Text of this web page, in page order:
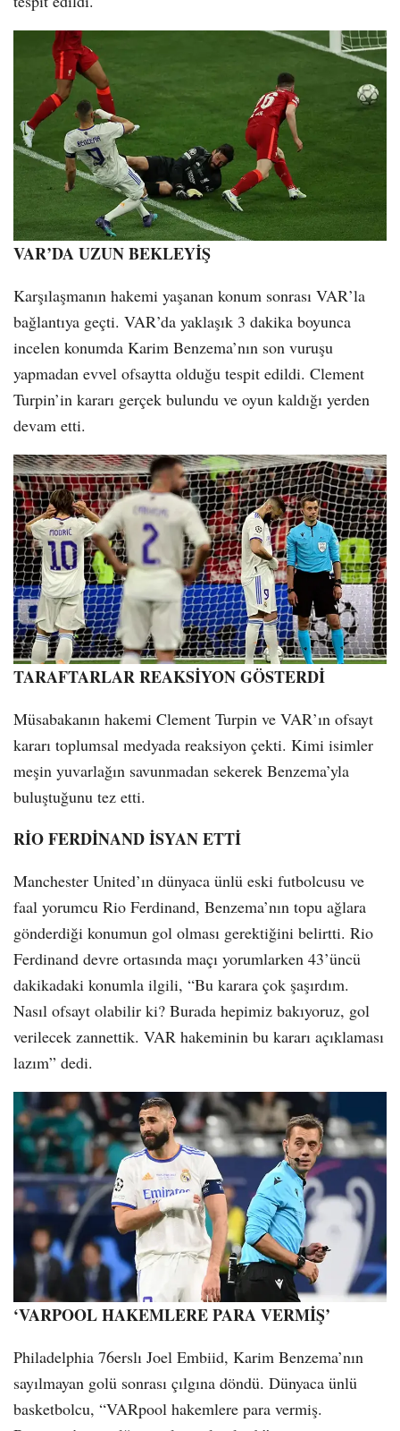
VAR’DA UZUN BEKLEYİŞ
Karşılaşmanın hakemi yaşanan konum sonrası VAR’la
bağlantıya geçti. VAR’da yaklaşık 3 dakika boyunca
incelen konumda Karim Benzema’nın son vuruşu
yapmadan evvel ofsaytta olduğu tespit edildi. Clement
Turpin’in kararı gerçek bulundu ve oyun kaldığı yerden
devam etti.
TARAFTARLAR REAKSİYON GÖSTERDİ
Müsabakanın hakemi Clement Turpin ve VAR’ın ofsayt
kararı toplumsal medyada reaksiyon çekti. Kimi isimler
meşin yuvarlağın savunmadan sekerek Benzema’yla
buluştuğunu tez etti.
RİO FERDİNAND İSYAN ETTİ
Manchester United’ın dünyaca ünlü eski futbolcusu ve
faal yorumcu Rio Ferdinand, Benzema’nın topu ağlara
gönderdiği konumun gol olması gerektiğini belirtti. Rio
Ferdinand devre ortasında maçı yorumlarken 43’üncü
dakikadaki konumla ilgili, “Bu karara çok şaşırdım.
Nasıl ofsayt olabilir ki? Burada hepimiz bakıyoruz, gol
verilecek zannettik. VAR hakeminin bu kararı açıklaması
lazım” dedi.
‘VARPOOL HAKEMLERE PARA VERMİŞ’
Philadelphia 76erslı Joel Embiid, Karim Benzema’nın
sayılmayan golü sonrası çılgına döndü. Dünyaca ünlü
basketbolcu, “VARpool hakemlere para vermiş.